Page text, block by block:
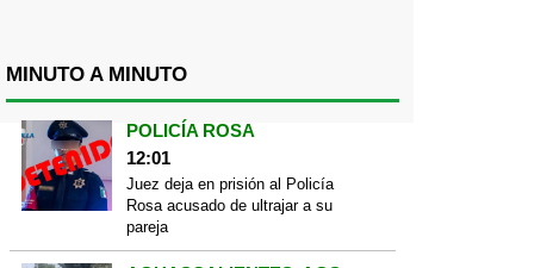
MINUTO A MINUTO
POLICÍA ROSA
12:01
Juez deja en prisión al Policía
Rosa acusado de ultrajar a su
pareja